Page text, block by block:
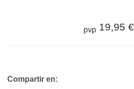
pvp 19,95 €
Compartir en: